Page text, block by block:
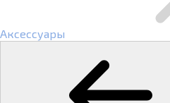
Аксессуары